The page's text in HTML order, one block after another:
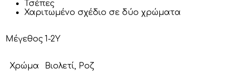
Τσέπες
Χαριτωμένο σχέδιο σε δύο χρώματα
Μέγεθος 1-2Y
Χρώμα Βιολετί, Ροζ